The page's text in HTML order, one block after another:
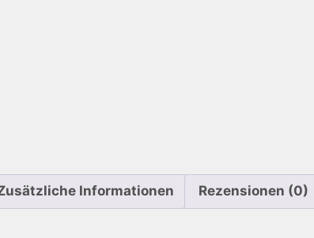
Informationen Rezensionen (0)